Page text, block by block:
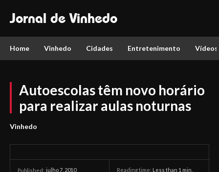
Jornal de Vinhedo
Home Vinhedo Cidades Entretenimento Vídeos
Autoescolas têm novo horário
para realizar aulas noturnas
Vinhedo
Published: julho 7, 2010 Reading time: Less than 1 min.